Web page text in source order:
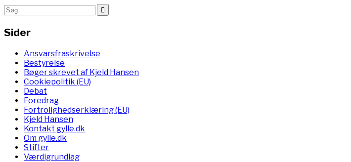
Sider
Ansvarsfraskrivelse
Bestyrelse
Bøger skrevet af Kjeld Hansen
Cookiepolitik (EU)
Debat
Foredrag
Fortrolighedserklæring (EU)
Kjeld Hansen
Kontakt gylle.dk
Om gylle.dk
Stifter
Værdigrundlag